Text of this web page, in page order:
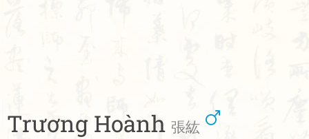
Trương Hoành 張紘